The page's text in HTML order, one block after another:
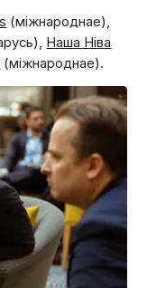
(міжнароднае),
Наша Нiва
(міжнароднае).